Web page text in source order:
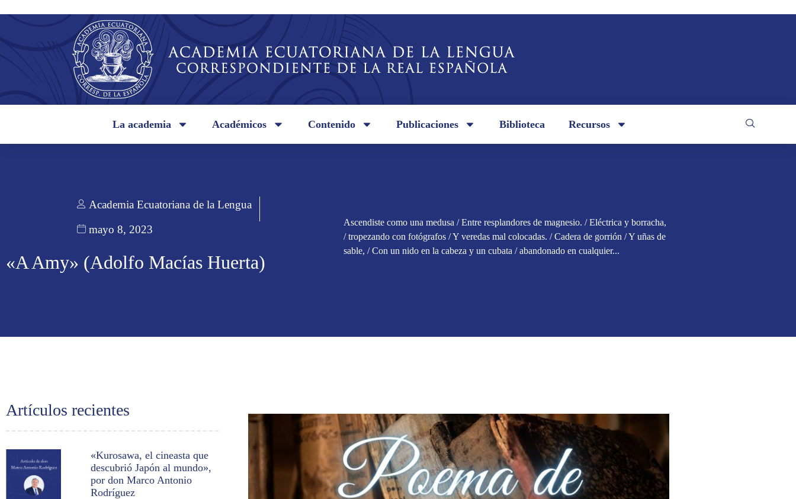
La academia Académicos Contenido Publicaciones Biblioteca Recursos
Academia Ecuatoriana de la Lengua
mayo 8, 2023
«A Amy» (Adolfo Macías Huerta)
Ascendiste como una medusa / Entre resplandores de magnesio. / Eléctrica y borracha,
/ tropezando con fotógrafos / Y veredas mal colocadas. / Cadera de gorrión / Y uñas de
sable, / Con un nido en la cabeza y un cubata / abandonado en cualquier...
Artículos recientes
«Kurosawa, el cineasta que
descubrió Japón al mundo»,
por don Marco Antonio
Rodríguez